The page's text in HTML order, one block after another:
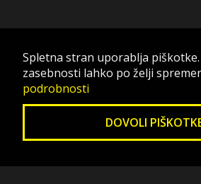
Spletna stran uporablja
zasebnosti lahko po želji
podrobnosti
DOVOLI